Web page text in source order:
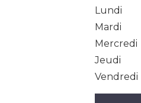
Lundi
Mardi
Mercredi
Jeudi
Vendredi